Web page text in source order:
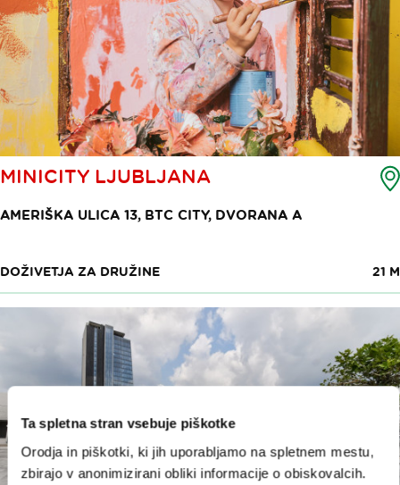
Ta spletna stran vsebuje piškotke
Orodja in piškotki, ki jih uporabljamo na spletnem mestu,
zbirajo v anonimizirani obliki informacije o obiskovalcih.
MINICITY LJUBLJANA
AMERIŠKA ULICA 13, BTC CITY, DVORANA A
DOŽIVETJA ZA DRUŽINE 21 M